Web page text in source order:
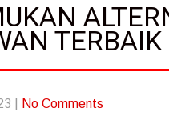
No Comments